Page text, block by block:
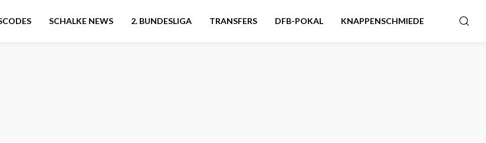
SCHALKE NEWS 2. BUNDESLIGA TRANSFERS DFB-POKAL KNAPPENSCHMIEDE